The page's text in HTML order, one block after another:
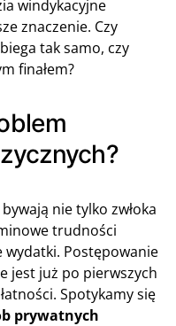
windykacyjne
znaczenie. Czy
tak samo, czy
finałem?
nie tylko zwłoka
trudności
Postępowanie
jest już po pierwszych
Spotykamy się
prywatnych